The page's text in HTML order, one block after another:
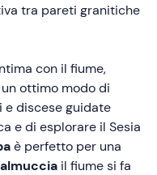
tra pareti granitiche
con il fiume,
ottimo modo di
e discese guidate
e di esplorare il Sesia
è perfetto per una
il fiume si fa